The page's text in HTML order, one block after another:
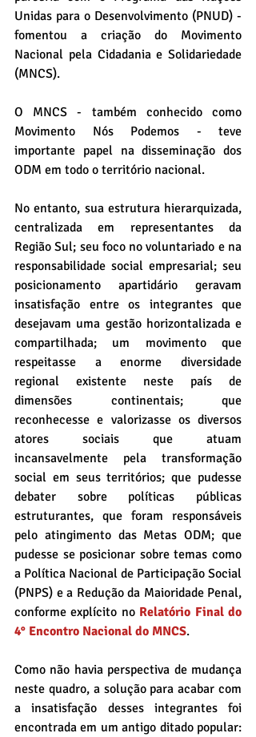
Unidas para o Desenvolvimento (PNUD) -
fomentou a criação do Movimento
Nacional pela Cidadania e Solidariedade
(MNCS).
O MNCS - também conhecido como
Movimento Nós Podemos - teve
importante papel na disseminação dos
ODM em todo o território nacional.
No entanto, sua estrutura hierarquizada,
centralizada em representantes da
Região Sul; seu foco no voluntariado e na
responsabilidade social empresarial; seu
posicionamento apartidário geravam
insatisfação entre os integrantes que
desejavam uma gestão horizontalizada e
compartilhada; um movimento que
respeitasse a enorme diversidade
regional existente neste país de
dimensões continentais; que
reconhecesse e valorizasse os diversos
atores sociais que atuam
incansavelmente pela transformação
social em seus territórios; que pudesse
debater sobre políticas públicas
estruturantes, que foram responsáveis
pelo atingimento das Metas ODM; que
pudesse se posicionar sobre temas como
a Política Nacional de Participação Social
(PNPS) e a Redução da Maioridade Penal,
conforme explícito no Relatório Final do
4° Encontro Nacional do MNCS.
Como não havia perspectiva de mudança
neste quadro, a solução para acabar com
a insatisfação desses integrantes foi
encontrada em um antigo ditado popular: